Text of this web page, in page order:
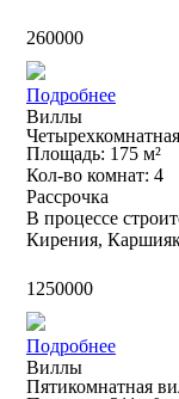
260000
Подробнее
Виллы
Площадь: 175 м²
Кол-во комнат: 4
Рассрочка
В процессе
Кирения,
1250000
Подробнее
Виллы
Пятикомнатная